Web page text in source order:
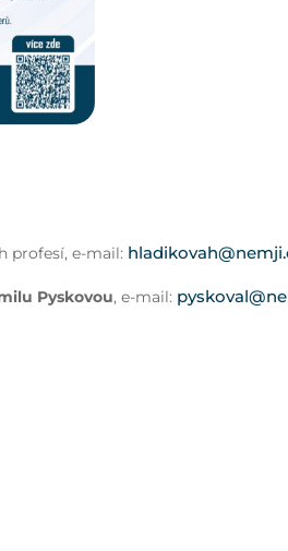
profesí, e-mail:
Pyskovou, e-mail: